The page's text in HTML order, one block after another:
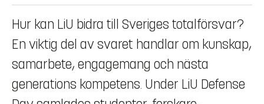
Hur kan LiU bidra till Sveriges totalförsvar?
En viktig del av svaret handlar om kunskap,
samarbete, engagemang och nästa
generations kompetens. Under LiU Defense